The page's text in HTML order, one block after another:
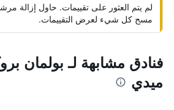
لم يتم العثور على تقييمات. حاول إزالة
مسح كل شيء لعرض التقييمات.
فنادق مشابهة لـ بولمان
ميدي